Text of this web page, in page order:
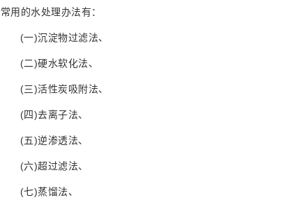
常用的水处理办法有：
(一)沉淀物过滤法、
(二)硬水软化法、
(三)活性炭吸附法、
(四)去离子法、
(五)逆渗透法、
(六)超过滤法、
(七)蒸馏法、
2021年端午节放假通知(1.66k)
2021-06-07
2021年春节放假通知(1.59k)
苯并三氮唑用途浅析！(1.53k)
2022-09-06
福美钠含量测试方法(1.52k)